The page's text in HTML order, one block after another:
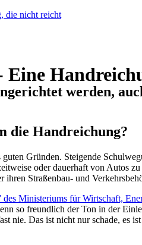
die nicht reicht
Eine
werden,
die Handreichung?
Gründen. Steigende
oder dauerhaft von Autos
Straßenbau- und
des Ministeriums für Wirtschaft,
so freundlich der Ton in der
nie. Das ist nicht nur schade,